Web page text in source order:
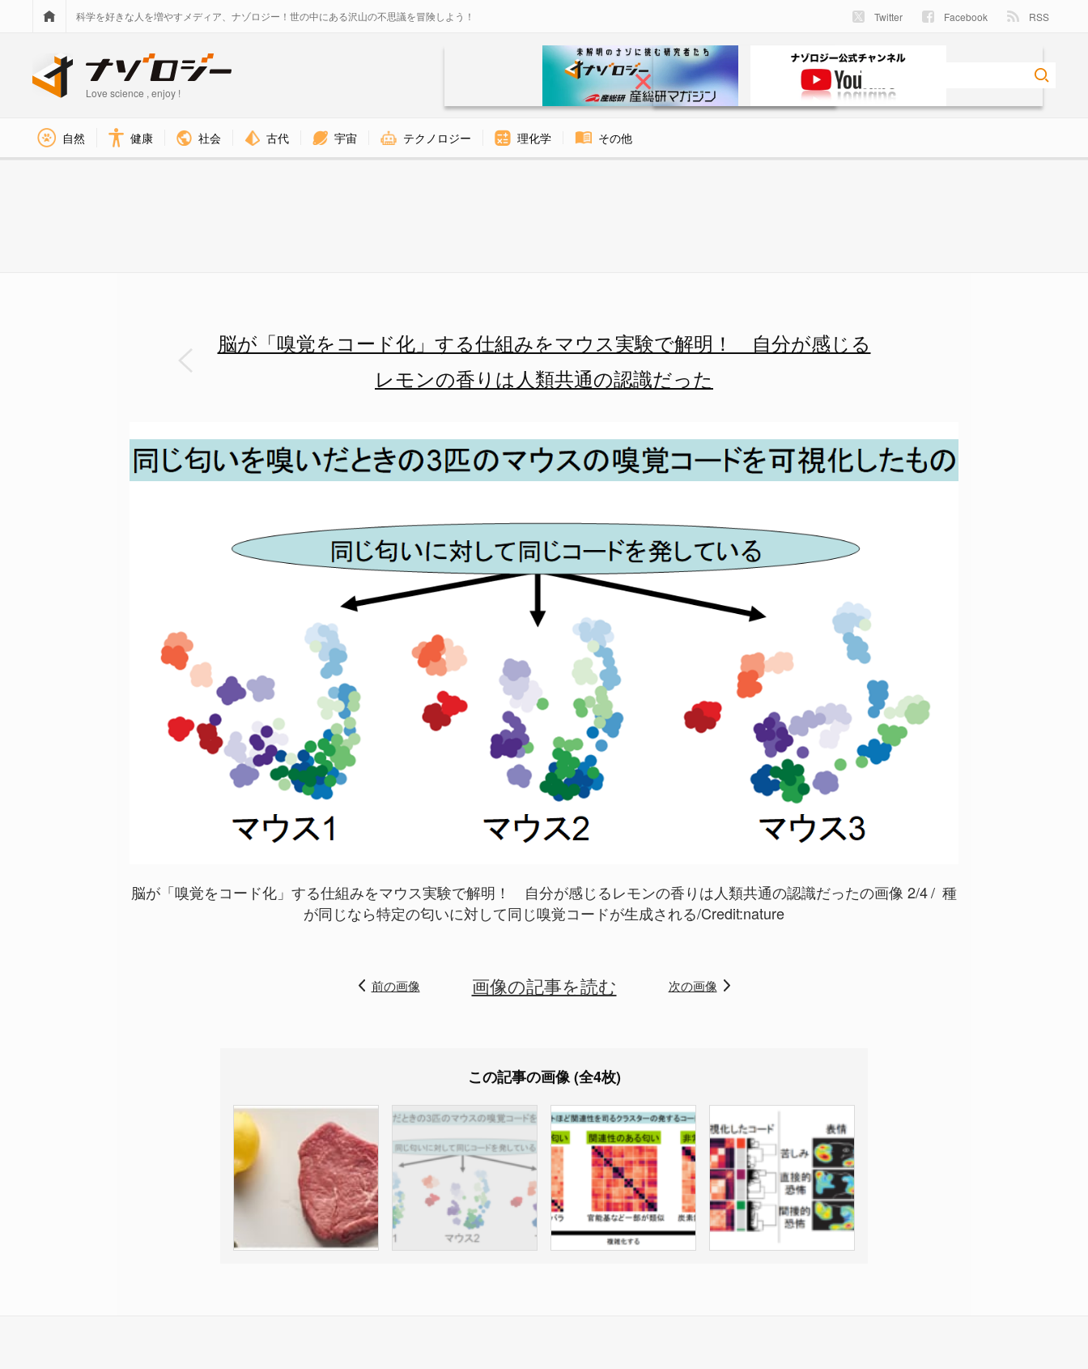
科学を好きな人を増やすメディア、ナゾロジー！世の中にある沢山の不思議を冒険しよう！ Twitter Facebook RSS
Love science , enjoy !
自然 健康 社会 古代 宇宙 テクノロジー 理化学 その他
脳が「嗅覚をコード化」する仕組みをマウス実験で解明！ 自分が感じる
レモンの香りは人類共通の認識だった
脳が「嗅覚をコード化」する仕組みをマウス実験で解明！ 自分が感じるレモンの香りは人類共通の認識だったの画像 2/4
種
が同じなら特定の匂いに対して同じ嗅覚コードが生成される/Credit:nature
前の画像 画像の記事を読む 次の画像
この記事の画像 (全4枚)